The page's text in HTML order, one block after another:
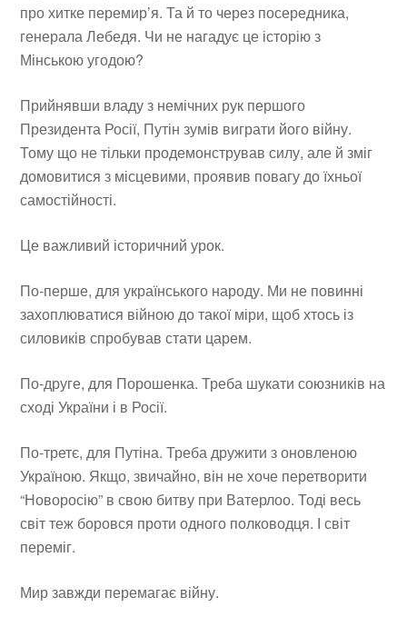
про хитке перемир’я. Та й то через посередника,
генерала Лебедя. Чи не нагадує це історію з
Мінською угодою?
Прийнявши владу з немічних рук першого
Президента Росії, Путін зумів виграти його війну.
Тому що не тільки продемонстрував силу, але й зміг
домовитися з місцевими, проявив повагу до їхньої
самостійності.
Це важливий історичний урок.
По-перше, для українського народу. Ми не повинні
захоплюватися війною до такої міри, щоб хтось із
силовиків спробував стати царем.
По-друге, для Порошенка. Треба шукати союзників на
сході України і в Росії.
По-третє, для Путіна. Треба дружити з оновленою
Україною. Якщо, звичайно, він не хоче перетворити
“Новоросію” в свою битву при Ватерлоо. Тоді весь
світ теж боровся проти одного полководця. І світ
переміг.
Мир завжди перемагає війну.